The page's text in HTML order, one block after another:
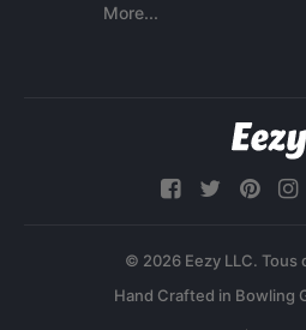
More...
© 2026 Eezy LLC. Tous